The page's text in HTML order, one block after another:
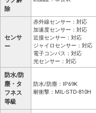
除
センサ
ー
赤外線センサー：対応
加速度センサー：対応
近接センサー：対応
ジャイロセンサー：対応
電子コンパス：対応
光センサー：対応
防水/防
塵・タ
フネス
等級
防水/防塵：IP69K
耐衝撃：MIL-STD-810H